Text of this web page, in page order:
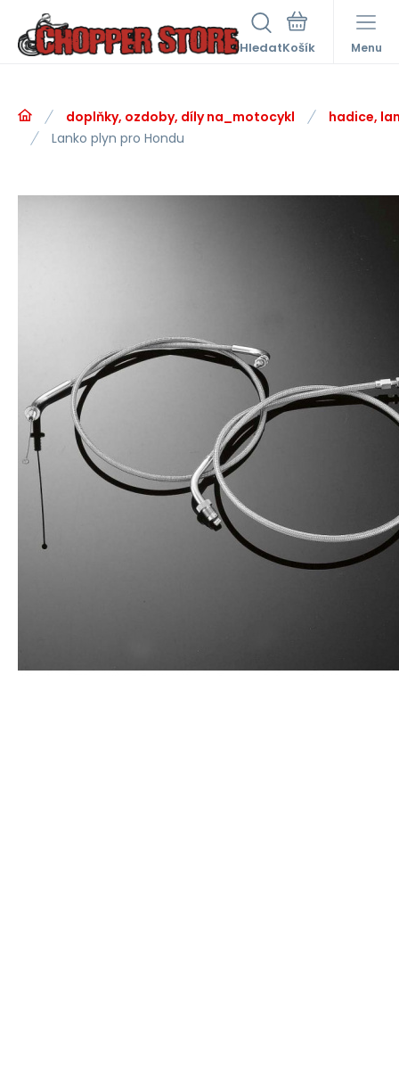
Hledat Menu
doplňky, ozdoby, díly na_motocykl
hadice,
Lanko plyn pro Hondu